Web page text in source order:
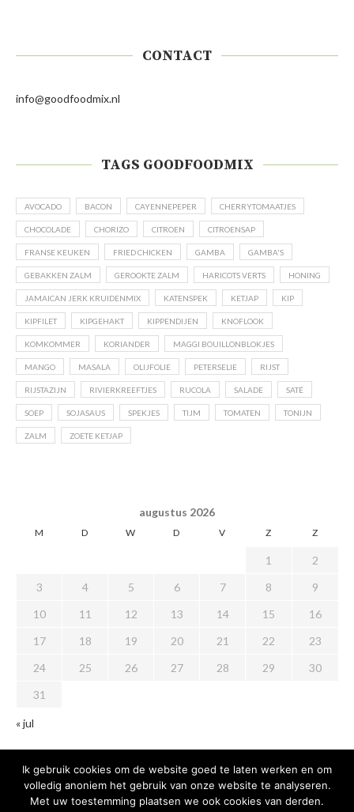
CONTACT
info@goodfoodmix.nl
TAGS GOODFOODMIX
AVOCADO BACON CAYENNEPEPER CHERRYTOMAATJES
CHOCOLADE CHORIZO CITROEN CITROENSAP
FRANSE KEUKEN FRIED CHICKEN GAMBA GAMBA'S
GEBAKKEN ZALM GEROOKTE ZALM HARICOTS VERTS HONING
JAMAICAN JERK KRUIDENMIX KATENSPEK KETJAP KIP
KIPFILET KIPGEHAKT KIPPENDIJEN KNOFLOOK
KOMKOMMER KORIANDER MAGGI BOUILLONBLOKJES
MANGO MASALA OLIJFOLIE PETERSELIE RIJST
RIJSTAZIJN RIVIERKREEFTJES RUCOLA SALADE SATÉ
SOEP SOJASAUS SPEKJES TIJM TOMATEN TONIJN
ZALM ZOETE KETJAP
augustus 2026
M D W D V Z Z
1
2
3
4 5 6 7 8
9
10
11 12 13 14 15
16
17
18 19 20 21 22
23
24
25 26 27 28 29
30
31
« jul
Ik gebruik cookies om de website goed te laten werken en om
volledig anoniem het gebruik van onze website te analyseren.
Met uw toestemming plaatsen we ook cookies van derden.